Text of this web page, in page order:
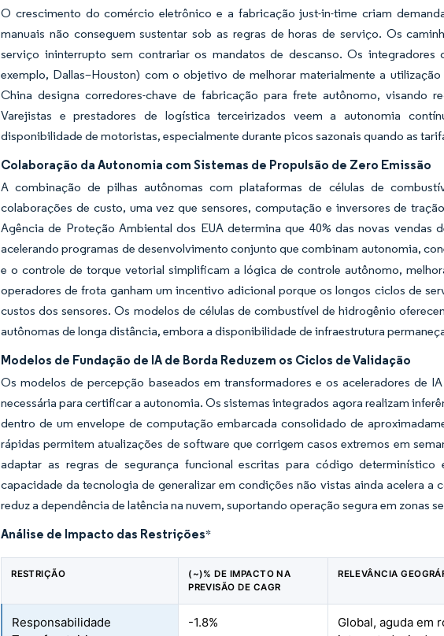
O crescimento do comércio eletrônico e a fabricação just-in-time criam
manuais não conseguem sustentar sob as regras de horas de serviço. Os
serviço ininterrupto sem contrariar os mandatos de descanso. Os
exemplo, Dallas–Houston) com o objetivo de melhorar materialmente a
China designa corredores-chave de fabricação para frete autônomo, visando
Varejistas e prestadores de logística terceirizados veem a autonomia
disponibilidade de motoristas, especialmente durante picos sazonais quando as
Colaboração da Autonomia com Sistemas de Propulsão de Zero Emissão
A combinação de pilhas autônomas com plataformas de células de
colaborações de custo, uma vez que sensores, computação e inversores de
Agência de Proteção Ambiental dos EUA determina que 40% das novas vendas
acelerando programas de desenvolvimento conjunto que combinam autonomia,
e o controle de torque vetorial simplificam a lógica de controle autônomo,
operadores de frota ganham um incentivo adicional porque os longos ciclos de
custos dos sensores. Os modelos de células de combustível de hidrogênio
autônomas de longa distância, embora a disponibilidade de infraestrutura
Modelos de Fundação de IA de Borda Reduzem os Ciclos de Validação
Os modelos de percepção baseados em transformadores e os aceleradores de
necessária para certificar a autonomia. Os sistemas integrados agora realizam
dentro de um envelope de computação embarcada consolidado de
rápidas permitem atualizações de software que corrigem casos extremos em
adaptar as regras de segurança funcional escritas para código
capacidade da tecnologia de generalizar em condições não vistas ainda acelera a
reduz a dependência de latência na nuvem, suportando operação segura em zonas
Análise de Impacto das Restrições*
RESTRIÇÃO
(~)% DE IMPACTO NA
PREVISÃO DE CAGR
RELEVÂNCIA
Responsabilidade
-1.8%
Global, aguda em